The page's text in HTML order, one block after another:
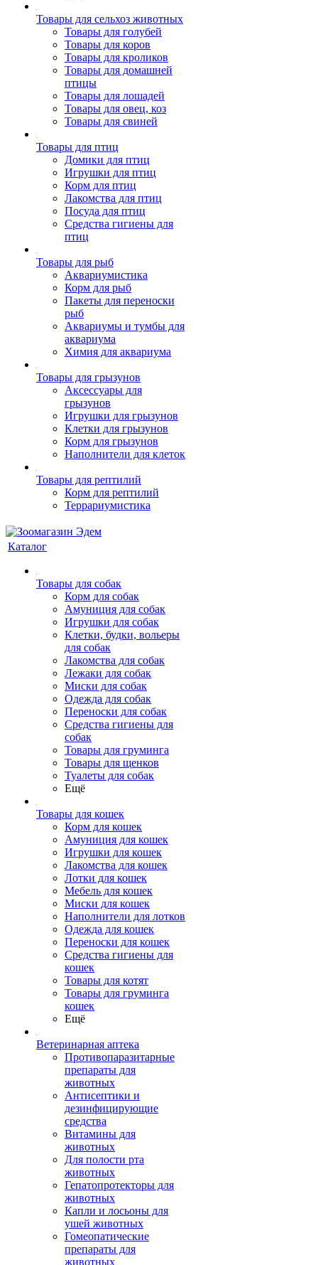
Товары для сельхоз животных
Товары для голубей
Товары для коров
Товары для кроликов
Товары для домашней
птицы
Товары для лошадей
Товары для овец, коз
Товары для свиней
Товары для птиц
Домики для птиц
Игрушки для птиц
Корм для птиц
Лакомства для птиц
Посуда для птиц
Средства гигиены для
птиц
Товары для рыб
Аквариумистика
Корм для рыб
Пакеты для переноски
рыб
Аквариумы и тумбы для
аквариума
Химия для аквариума
Товары для грызунов
Аксессуары для
грызунов
Игрушки для грызунов
Клетки для грызунов
Корм для грызунов
Наполнители для клеток
Товары для рептилий
Корм для рептилий
Террариумистика
Каталог
Товары для собак
Корм для собак
Амуниция для собак
Игрушки для собак
Клетки, будки, вольеры
для собак
Лакомства для собак
Лежаки для собак
Миски для собак
Одежда для собак
Переноски для собак
Средства гигиены для
собак
Товары для груминга
Товары для щенков
Туалеты для собак
Ещё
Товары для кошек
Корм для кошек
Амуниция для кошек
Игрушки для кошек
Лакомства для кошек
Лотки для кошек
Мебель для кошек
Миски для кошек
Наполнители для лотков
Одежда для кошек
Переноски для кошек
Средства гигиены для
кошек
Товары для котят
Товары для груминга
кошек
Ещё
Ветеринарная аптека
Противопаразитарные
препараты для
животных
Антисептики и
дезинфицирующие
средства
Витамины для
животных
Для полости рта
животных
Гепатопротекторы для
животных
Капли и лосьоны для
ушей животных
Гомеопатические
препараты для
животных